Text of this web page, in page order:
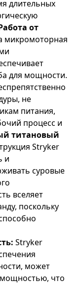
длительных
от
микромоторная
для мощности.
не
питания,
процесс и
титановый
Stryker
и
суровые
вселяет
поскольку
Stryker
может
мощностью, что